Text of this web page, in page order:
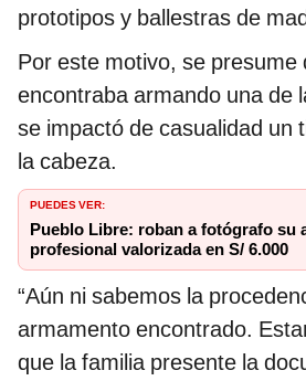
prototipos y ballestras de
Por este motivo, se presume
encontraba armando una de
se impactó de casualidad un
la cabeza.
PUEDES VER:
Pueblo Libre: roban a fotógrafo su
profesional valorizada en S/ 6.000
“Aún ni sabemos la
armamento encontrado.
que la familia presente la